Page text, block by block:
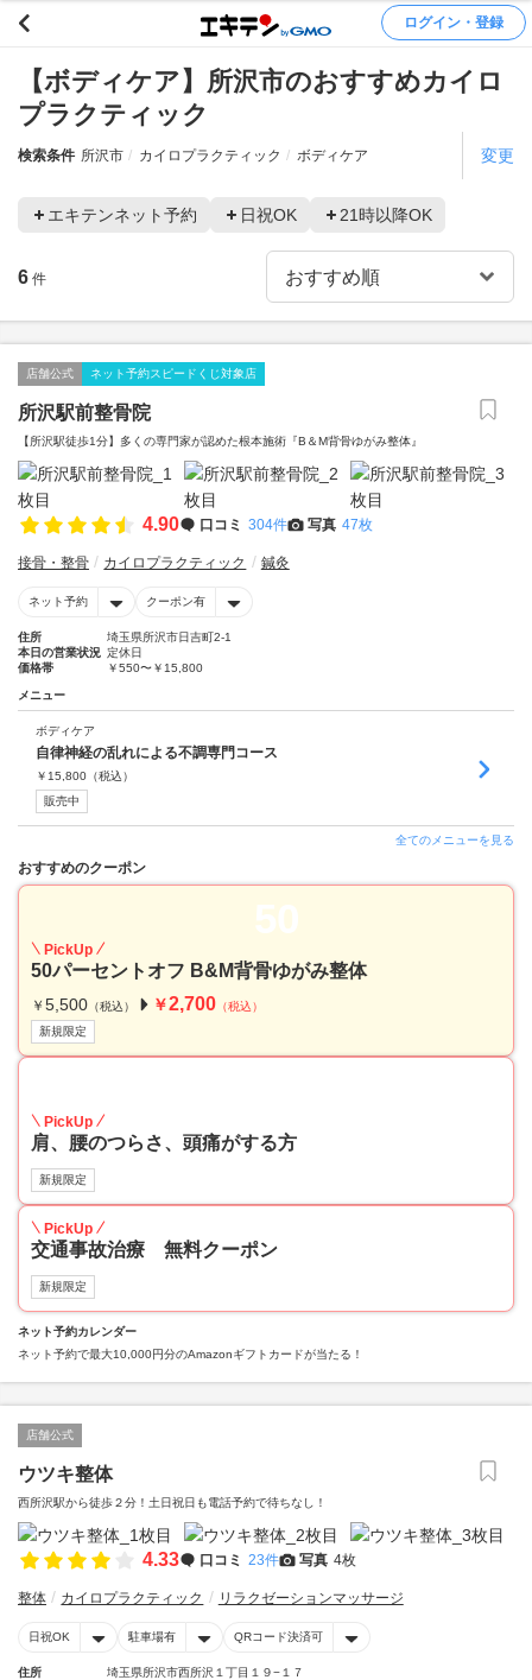
ログイン・登録
【ボディケア】所沢市のおすすめカイロ
プラクティック
検索条件 所沢市 カイロプラクティック ボディケア 変更
エキテンネット予約 日祝OK 21時以降OK
6 件
店舗公式 ネット予約スピードくじ対象店
所沢駅前整骨院
【所沢駅徒歩1分】多くの専門家が認めた根本施術『B＆M背骨ゆがみ整体』
4.90 口コミ 304件 写真 47枚
接骨・整骨 カイロプラクティック 鍼灸
ネット予約 クーポン有
住所
埼玉県所沢市日吉町2-1
本日の営業状況 定休日
価格帯
￥550〜￥15,800
メニュー
ボディケア
自律神経の乱れによる不調専門コース
￥ 15,800 （税込）
販売中
全てのメニューを見る
おすすめのクーポン
50
PickUp
50パーセントオフ B&M背骨ゆがみ整体
￥ 5,500 （税込） ￥2,700 （税込）
新規限定
PickUp
肩、腰のつらさ、頭痛がする方
新規限定
PickUp
交通事故治療 無料クーポン
新規限定
ネット予約カレンダー
ネット予約で最大10,000円分のAmazonギフトカードが当たる！
店舗公式
ウツキ整体
西所沢駅から徒歩２分！土日祝日も電話予約で待ちなし！
4.33 口コミ 23件 写真 4枚
整体 カイロプラクティック リラクゼーションマッサージ
日祝OK 駐車場有 QRコード決済可
住所
埼玉県所沢市西所沢１丁目１９−１７